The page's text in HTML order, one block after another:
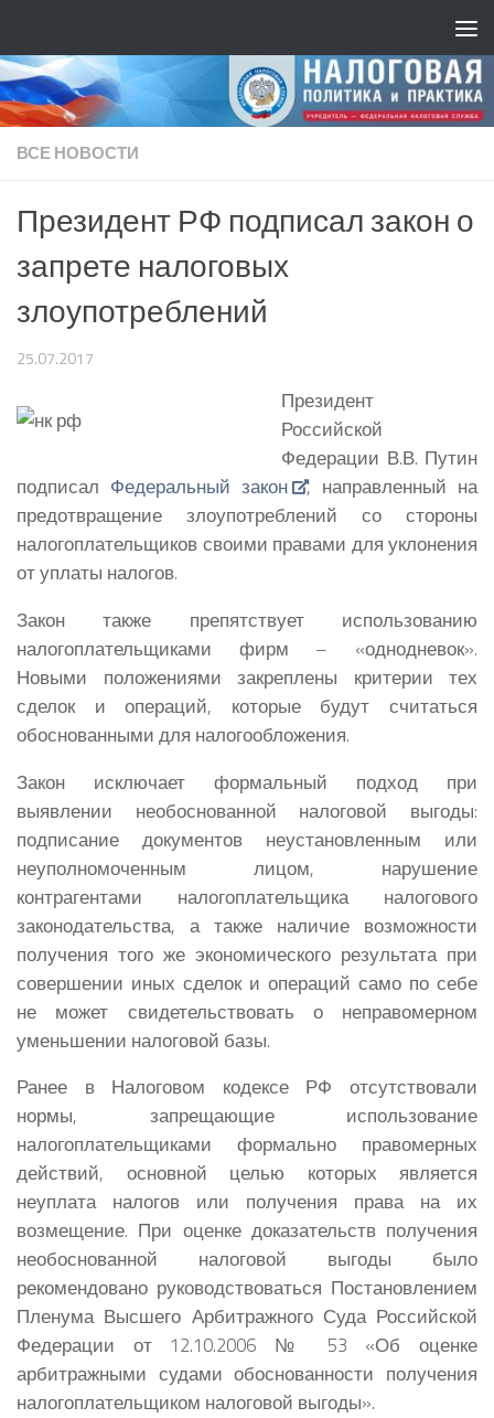
ВСЕ НОВОСТИ
Президент РФ подписал закон о
запрете налоговых
злоупотреблений
25.07.2017
Президент
Российской
Федерации В.В. Путин
подписал Федеральный закон
, направленный на
предотвращение злоупотреблений со стороны
налогоплательщиков своими правами для уклонения
от уплаты налогов.
Закон также препятствует использованию
налогоплательщиками фирм – «однодневок».
Новыми положениями закреплены критерии тех
сделок и операций, которые будут считаться
обоснованными для налогообложения.
Закон исключает формальный подход при
выявлении необоснованной налоговой выгоды:
подписание документов неустановленным или
неуполномоченным лицом, нарушение
контрагентами налогоплательщика налогового
законодательства, а также наличие возможности
получения того же экономического результата при
совершении иных сделок и операций само по себе
не может свидетельствовать о неправомерном
уменьшении налоговой базы.
Ранее в Налоговом кодексе РФ отсутствовали
нормы, запрещающие использование
налогоплательщиками формально правомерных
действий, основной целью которых является
неуплата налогов или получения права на их
возмещение. При оценке доказательств получения
необоснованной налоговой выгоды было
рекомендовано руководствоваться Постановлением
Пленума Высшего Арбитражного Суда Российской
Федерации от 12.10.2006 № 53 «Об оценке
арбитражными судами обоснованности получения
налогоплательщиком налоговой выгоды».